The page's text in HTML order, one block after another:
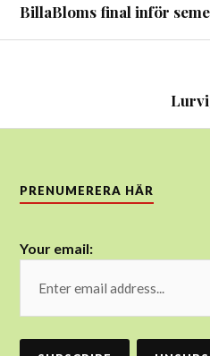
BillaBloms final inför
PRENUMERERA HÄR
Your email: